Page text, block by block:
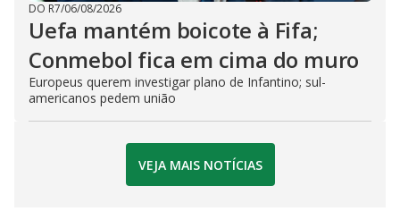
DO R7/06/08/2026
Uefa mantém boicote à Fifa;
Conmebol fica em cima do muro
Europeus querem investigar plano de Infantino; sul-
americanos pedem união
VEJA MAIS NOTÍCIAS